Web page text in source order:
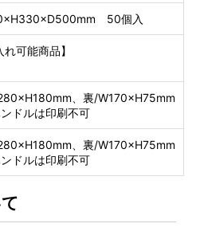
50個入
れ可能商品】
、裏/W170×H75mm
ドルは印刷不可
、裏/W170×H75mm
ドルは印刷不可